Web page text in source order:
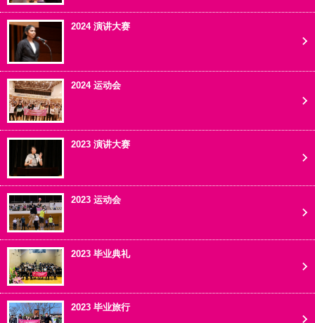
2024 演讲大赛
2024 运动会
2023 演讲大赛
2023 运动会
2023 毕业典礼
2023 毕业旅行